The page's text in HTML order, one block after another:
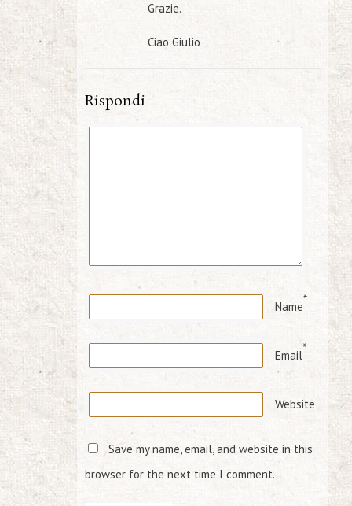
Grazie.
Ciao Giulio
Rispondi
Name*
Email*
Website
Save my name, email, and website in this
browser for the next time I comment.